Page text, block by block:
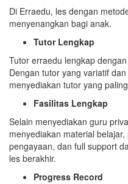
Di Erraedu, les dengan
menyenangkan bagi anak.
Tutor Lengkap
Tutor erraedu lengkap
Dengan tutor yang variatif
menyediakan tutor yang
Fasilitas Lengkap
Selain menyediakan guru
menyediakan material
pengayaan, dan full support
les berakhir.
Progress Record